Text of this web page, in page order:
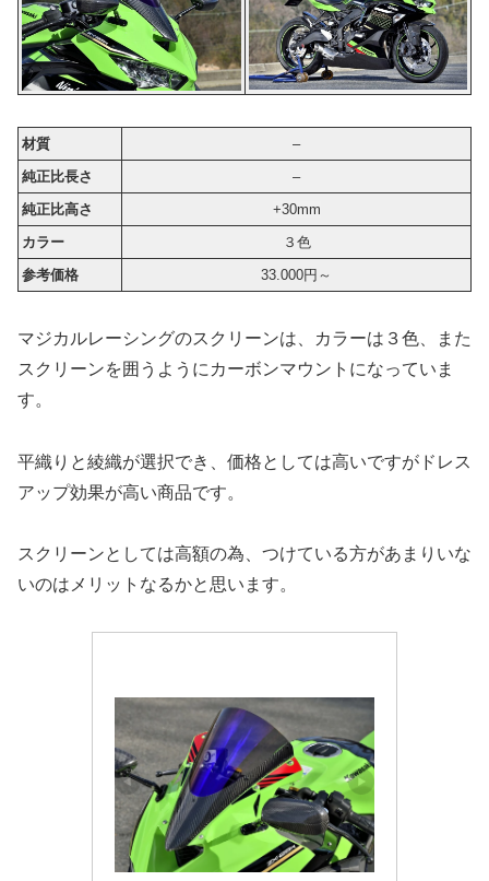
材質
–
純正比長さ
–
純正比高さ
+30mm
カラー
３色
参考価格
33.000円～
マジカルレーシングのスクリーンは、カラーは３色、また
スクリーンを囲うようにカーボンマウントになっていま
す。
平織りと綾織が選択でき、価格としては高いですがドレス
アップ効果が高い商品です。
スクリーンとしては高額の為、つけている方があまりいな
いのはメリットなるかと思います。